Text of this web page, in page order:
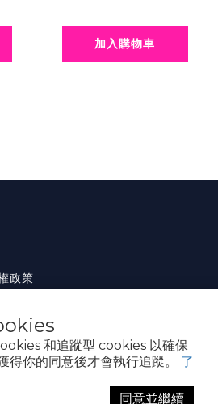
和追蹤型 cookies 以確保
得你的同意後才會執行追蹤。 了
同意並繼續
加入購物車
政策